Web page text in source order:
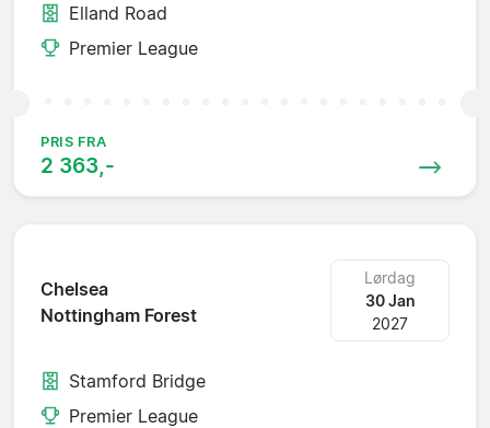
Elland Road
Premier League
PRIS FRA
2 363,-
Chelsea
Nottingham Forest
Lørdag
30 Jan
2027
Stamford Bridge
Premier League